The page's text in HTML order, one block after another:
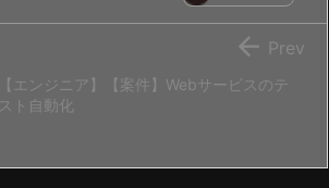
【エンジニア】【案件】Webサービスのテ
スト自動化
 Prev